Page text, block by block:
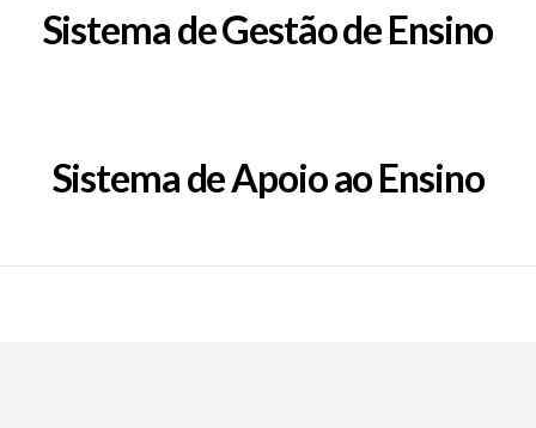
Sistema de Gestão de Ensino
Sistema de Apoio ao Ensino